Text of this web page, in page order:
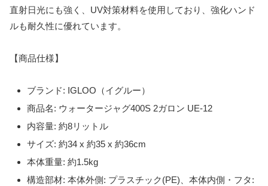
直射日光にも強く、UV対策材料を使用しており、強化ハンド
ルも耐久性に優れています。
【商品仕様】
ブランド: IGLOO（イグルー）
商品名: ウォータージャグ400S 2ガロン UE-12
内容量: 約8リットル
サイズ: 約34 x 約35 x 約36cm
本体重量: 約1.5kg
構造部材: 本体外側: プラスチック(PE)、本体内側・フタ: